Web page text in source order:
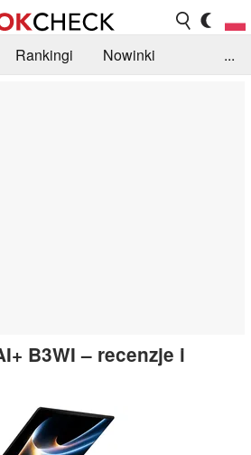
Rankingi
Nowinki
...
B3WI – recenzje i